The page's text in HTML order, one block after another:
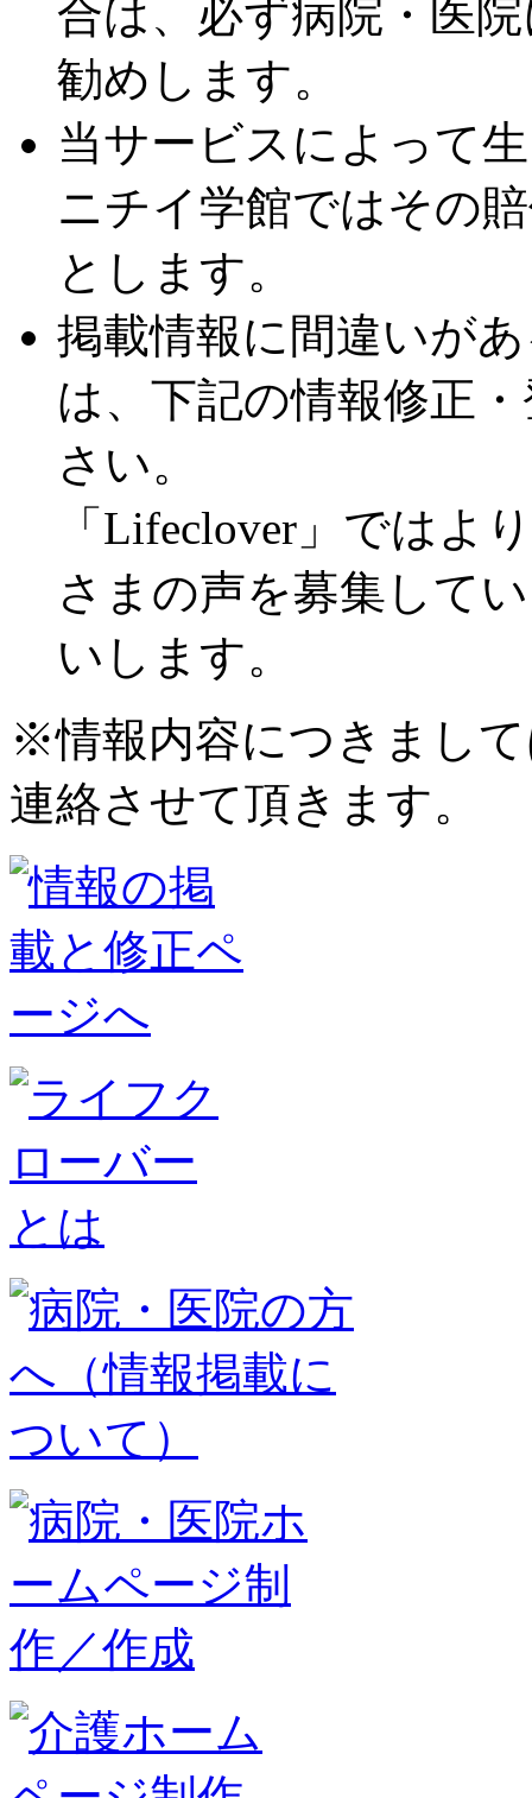
合は、必ず病院・医
勧めします。
当サービスによって
ニチイ学館ではその
とします。
掲載情報に間違いが
は、下記の情報修正
さい。
「Lifeclover」ではよ
さまの声を募集して
いします。
※情報内容につきまし
連絡させて頂きます。